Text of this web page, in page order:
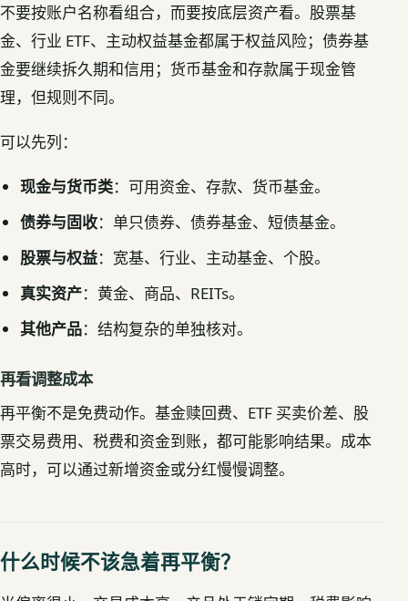
不要按账户名称看组合，而要按底层资产看。股票基
金、行业 ETF、主动权益基金都属于权益风险；债券基
金要继续拆久期和信用； 货币基金和存款属于现金管
理，但规则不同。
可以先列：
现金与货币类：可用资金、存款、货币基金。
债券与固收：单只债券、债券基金、短债基金。
股票与权益：宽基、行业、 主动基金、个股。
真实资产：黄金、商品、REITs。
其他产品：结构复杂的单独核对。
再看调整成本
再平衡不是免费动作。基金赎回费、ETF 买卖价差、股
票交易费用、税费和资金到账，都可能影响结果。成本
高时，可以通过新增资金或分红慢慢调整。
什么时候不该急着再平衡？